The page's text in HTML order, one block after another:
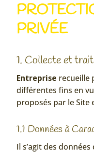
PRIVÉE
1. Collecte et
Entreprise recueille
différentes fins en
proposés par le Site
1.1 Données à
Il s’agit des